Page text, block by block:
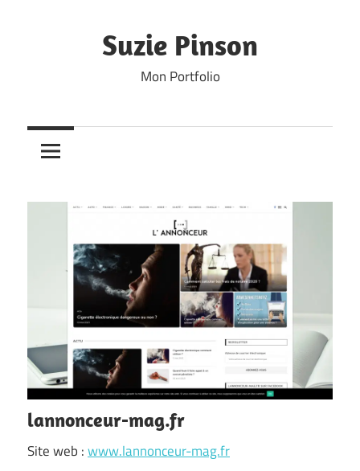
Suzie Pinson
Mon Portfolio
lannonceur-mag.fr
Site web :www.lannonceur-mag.fr